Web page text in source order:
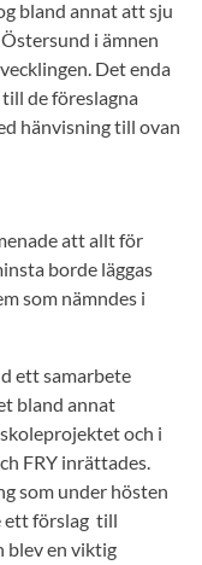
bland annat att sju
i ämnen
Det enda
de föreslagna
hänvisning till ovan
att allt för
borde läggas
som nämndes i
ett samarbete
bland annat
och i
FRY inrättades.
som under hösten
ett förslag till
blev en viktig